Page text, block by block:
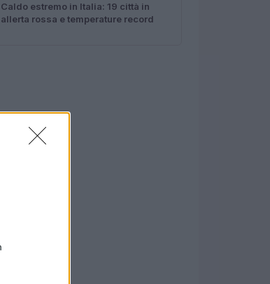
Caldo estremo in Italia: 19 città in
allerta rossa e temperature record